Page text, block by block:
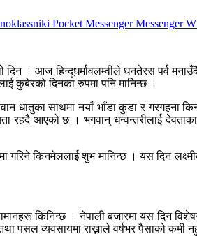
Pocket Messenger Messenger
दिन । आज हिन्दूधर्मावलम्वीले धनतेरस पर्व
कुबेरको दिनका रुपमा पनि मानिन्छ ।
धातुका साथमा नयाँ भाँडा कुडा र गरगहना
रहदै आएको छ । भगवान् धन्वन्तरीलाई
गरिने किनमेललाई शुभ मानिन्छ । यस दिन
किनिन्छ । नेपाली बजारमा यस दिन
पसल व्यवसायमा राख्नाले वर्षभर पैसाको कमी